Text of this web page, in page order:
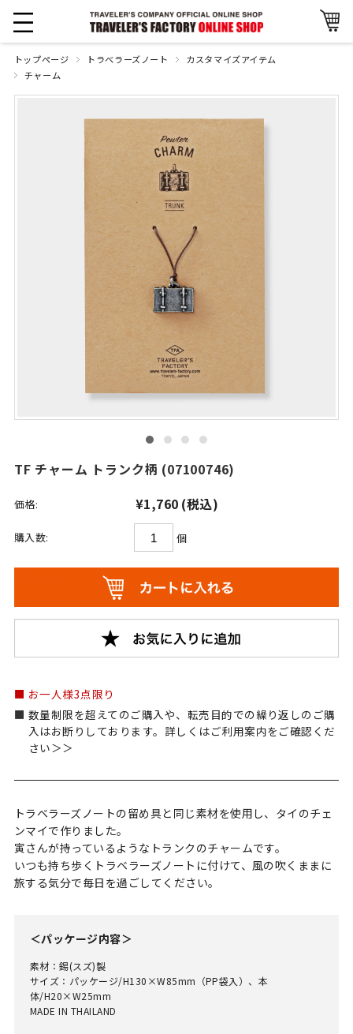
トップページ トラベラーズノート
カスタマイズアイテム
チャーム
TF チャーム トランク柄 (07100746)
価格: ¥1,760 (税込)
購入数: 個
お一人様3点限り
数量制限を超えてのご購入や、転売目的での繰り返しのご購
入はお断りしております。詳しくはご利用案内をご確認くだ
さい＞＞
トラベラーズノートの留め具と同じ素材を使用し、タイのチェ
ンマイで作りました。
寅さんが持っているようなトランクのチャームです。
いつも持ち歩くトラベラーズノートに付けて、風の吹くままに
旅する気分で毎日を過ごしてください。
＜パッケージ内容＞
素材：錫(スズ)製
サイズ：パッケージ/H130×W85mm（PP袋入）、本
体/H20×W25mm
MADE IN THAILAND